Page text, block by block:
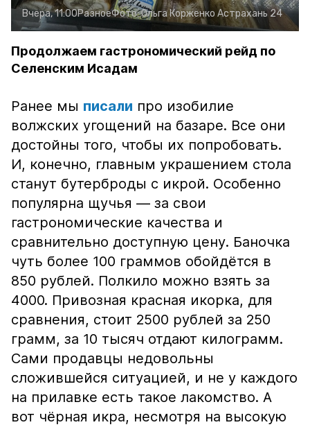
Вчера, 11:00РазноеФото:Ольга Корженко Астрахань 24
Продолжаем гастрономический рейд по
Селенским Исадам
Ранее мы писали про изобилие
волжских угощений на базаре. Все они
достойны того, чтобы их попробовать.
И, конечно, главным украшением стола
станут бутерброды с икрой. Особенно
популярна щучья — за свои
гастрономические качества и
сравнительно доступную цену. Баночка
чуть более 100 граммов обойдётся в
850 рублей. Полкило можно взять за
4000. Привозная красная икорка, для
сравнения, стоит 2500 рублей за 250
грамм, за 10 тысяч отдают килограмм.
Сами продавцы недовольны
сложившейся ситуацией, и не у каждого
на прилавке есть такое лакомство. А
вот чёрная икра, несмотря на высокую